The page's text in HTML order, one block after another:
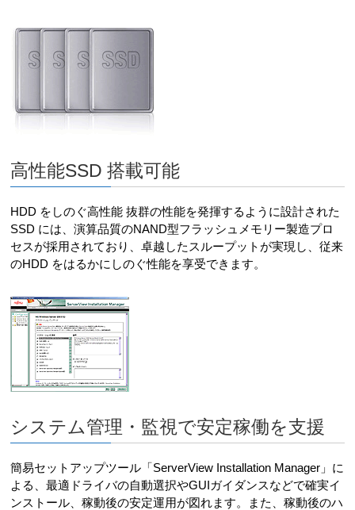
高性能SSD 搭載可能
HDD をしのぐ高性能 抜群の性能を発揮するように設計された
SSD には、演算品質のNAND型フラッシュメモリー製造プロ
セスが採用されており、卓越したスループットが実現し、従来
のHDD をはるかにしのぐ性能を享受できます。
システム管理・監視で安定稼働を支援
簡易セットアップツール「ServerView Installation Manager」に
よる、最適ドライバの自動選択やGUIガイダンスなどで確実イ
ンストール、稼動後の安定運用が図れます。また、稼動後のハ